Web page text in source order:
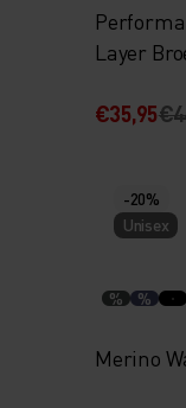
Layer
€35,95
-20%
Unisex
% %
Merino